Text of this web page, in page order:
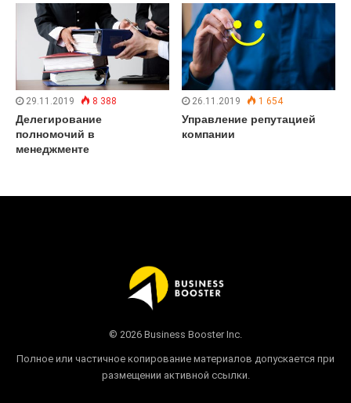
29.11.2019 8 388
Делегирование
полномочий в
менеджменте
26.11.2019 1 654
Управление репутацией
компании
© 2026 Business Booster Inc.
Полное или частичное копирование материалов допускается при
размещении активной ссылки.